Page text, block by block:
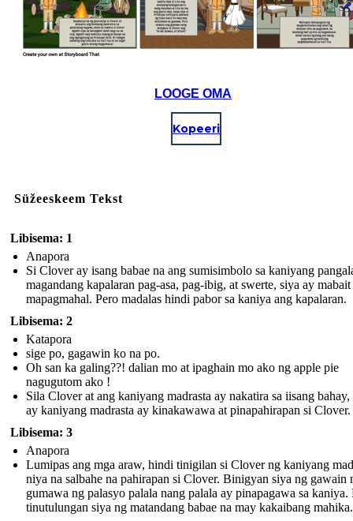
LOOGE OMA
Kopeeri
Süžeeskeem Tekst
Libisema: 1
Anapora
Si Clover ay isang babae na ang sumisimbolo sa kaniyang
magandang kapalaran pag-asa, pag-ibig, at swerte, siya ay mabait
mapagmahal. Pero madalas hindi pabor sa kaniya ang kapalaran.
Libisema: 2
Katapora
sige po, gagawin ko na po.
Oh san ka galing??! dalian mo at ipaghain mo ako ng apple pie
nagugutom ako !
Sila Clover at ang kaniyang madrasta ay nakatira sa iisang
ay kaniyang madrasta ay kinakawawa at pinapahirapan si Clover.
Libisema: 3
Anapora
Lumipas ang mga araw, hindi tinigilan si Clover ng kaniyang
niya na salbahe na pahirapan si Clover. Binigyan siya ng gawain
gumawa ng palasyo palala nang palala ay pinapagawa sa kaniya.
tinutulungan siya ng matandang babae na may kakaibang mahika.